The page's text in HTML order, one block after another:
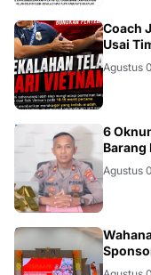
JAKARTA
Coach
Usai
Agustus
BAUBAU
6
Barang
Agustus
KALBAR